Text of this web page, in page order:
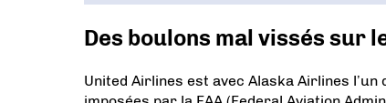
Des boulons mal vissés sur
United Airlines est avec Alaska Airlines